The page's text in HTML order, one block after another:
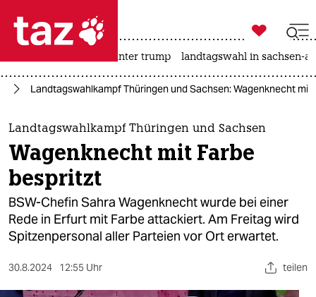
 taz zahl ich
taz zahl ich
themen
politik
öko
gesellschaft
sport

taz zahl ich
usa unter trump landtagswahl in sachsen-
Landtagswahlkampf Thüringen und Sachsen: Wagenknecht mit
Landtagswahlkampf Thüringen und Sachsen
Wagenknecht mit Farbe
bespritzt
BSW-Chefin Sahra Wagenknecht wurde bei einer
Rede in Erfurt mit Farbe attackiert. Am Freitag wird
Spitzenpersonal aller Parteien vor Ort erwartet.
30.8.2024 12:55 Uhr teilen